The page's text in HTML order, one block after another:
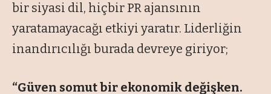
bir siyasi dil, hiçbir PR ajansının
yaratamayacağı etkiyi yaratır. Liderliğin
inandırıcılığı burada devreye giriyor;
“Güven somut bir ekonomik değişken.